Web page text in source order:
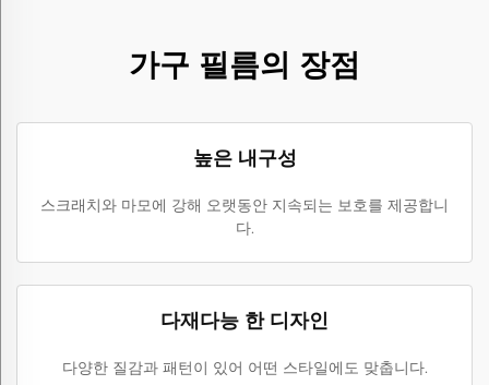
가구 필름의 장점
높은 내구성
스크래치와 마모에 강해 오랫동안 지속되는 보호를 제공합니
다.
다재다능 한 디자인
다양한 질감과 패턴이 있어 어떤 스타일에도 맞춥니다.